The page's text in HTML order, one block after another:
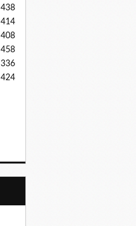
438
414
408
458
336
424